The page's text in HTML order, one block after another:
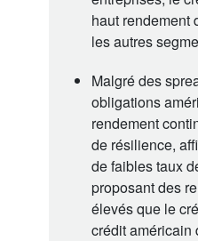
haut rendement
les autres
Malgré des
obligations
rendement
de résilience,
de faibles taux
proposant des
élevés que le
crédit américain